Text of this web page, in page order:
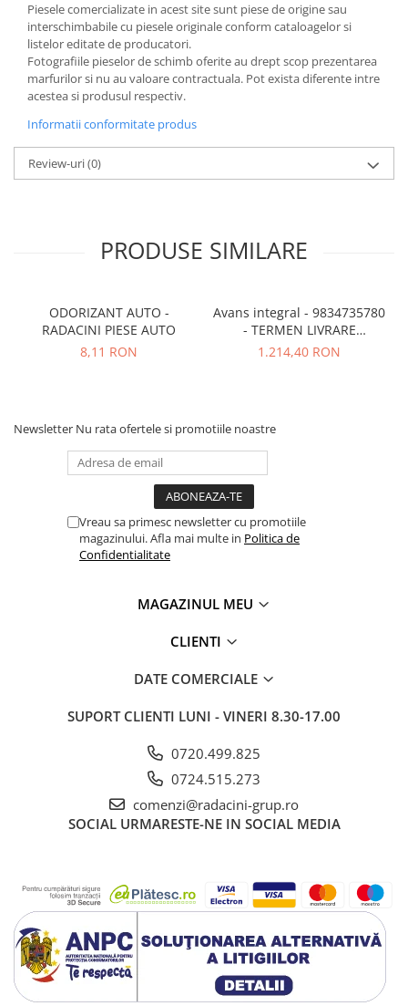
Piesele comercializate in acest site sunt piese de origine sau
interschimbabile cu piesele originale conform cataloagelor si
listelor editate de producatori.
Fotografiile pieselor de schimb oferite au drept scop prezentarea
marfurilor si nu au valoare contractuala. Pot exista diferente intre
acestea si produsul respectiv.
Informatii conformitate produs
Review-uri(0)
PRODUSE SIMILARE
ODORIZANT AUTO -
RADACINI PIESE AUTO
8,11 RON
Avans integral - 9834735780
- TERMEN LIVRARE
NECUNOSCUT
1.214,40 RON
Newsletter Nu rata ofertele si promotiile noastre
Vreau sa primesc newsletter cu promotiile
magazinului. Afla mai multe in Politica de
Confidentialitate
MAGAZINUL MEU
CLIENTI
DATE COMERCIALE
SUPORT CLIENTI LUNI - VINERI 8.30-17.00
0720.499.825
0724.515.273
comenzi@radacini-grup.ro
SOCIAL URMARESTE-NE IN SOCIAL MEDIA